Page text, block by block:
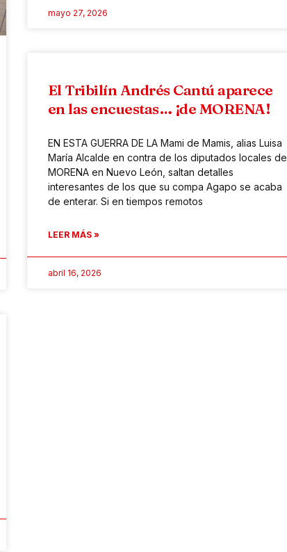
mayo 27, 2026
El Tribilín Andrés Cantú aparece
en las encuestas… ¡de MORENA!
EN ESTA GUERRA DE LA Mami de Mamis, alias Luisa
María Alcalde en contra de los diputados locales de
MORENA en Nuevo León, saltan detalles
interesantes de los que su compa Agapo se acaba
de enterar. Si en tiempos remotos
LEER MÁS »
abril 16, 2026